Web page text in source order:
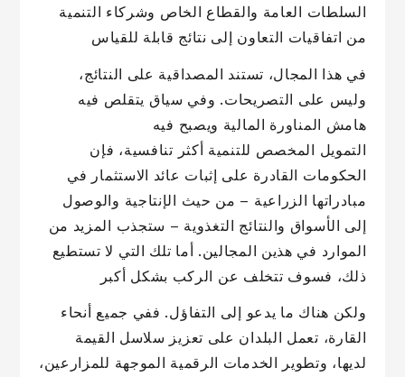
السلطات العامة والقطاع الخاص وشركاء التنمية
من اتفاقيات التعاون إلى نتائج قابلة للقياس
في هذا المجال، تستند المصداقية على النتائج،
وليس على التصريحات. وفي سياق يتقلص فيه
هامش المناورة المالية ويصبح فيه
التمويل المخصص للتنمية أكثر تنافسية، فإن
الحكومات القادرة على إثبات عائد الاستثمار في
مبادراتها الزراعية – من حيث الإنتاجية والوصول
إلى الأسواق والنتائج التغذوية – ستجذب المزيد من
الموارد في هذين المجالين. أما تلك التي لا تستطيع
ذلك، فسوف تتخلف عن الركب بشكل أكبر
ولكن هناك ما يدعو إلى التفاؤل. ففي جميع أنحاء
القارة، تعمل البلدان على تعزيز سلاسل القيمة
لديها، وتطوير الخدمات الرقمية الموجهة للمزارعين،